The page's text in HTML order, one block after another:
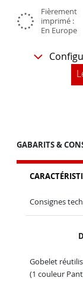
Fièrement
imprimé :
En Europe
GABARITS &
Consignes
Gobelet
(1 couleur